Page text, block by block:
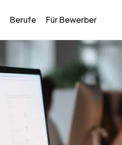
Berufe Für Bewerber